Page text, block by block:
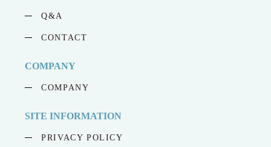
Q&A
CONTACT
COMPANY
COMPANY
SITE INFORMATION
PRIVACY POLICY